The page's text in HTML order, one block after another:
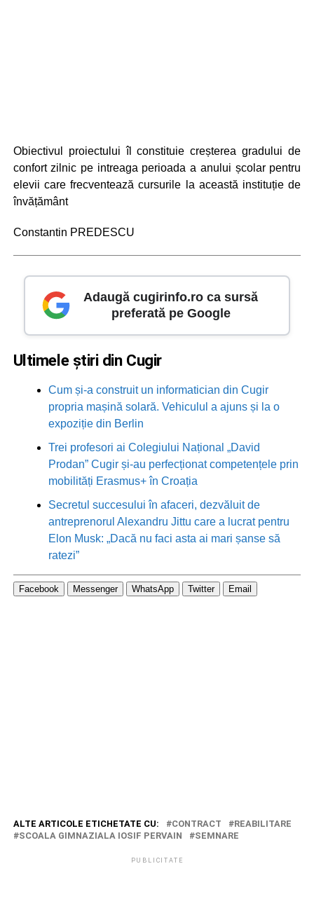
Obiectivul proiectului îl constituie creșterea gradului de
confort zilnic pe intreaga perioada a anului școlar pentru
elevii care frecventează cursurile la această instituție de
învățământ
Constantin PREDESCU
Adaugă cugirinfo.ro ca sursă
preferată pe Google
Ultimele știri din Cugir
Cum și-a construit un informatician din Cugir
propria mașină solară. Vehiculul a ajuns și la o
expoziție din Berlin
Trei profesori ai Colegiului Național „David
Prodan” Cugir și-au perfecționat competențele prin
mobilități Erasmus+ în Croația
Secretul succesului în afaceri, dezvăluit de
antreprenorul Alexandru Jittu care a lucrat pentru
Elon Musk: „Dacă nu faci asta ai mari șanse să
ratezi”
Facebook Messenger WhatsApp Twitter Email
ALTE ARTICOLE ETICHETATE CU: CONTRACT
REABILITARE
SCOALA GIMNAZIALA IOSIF PERVAIN
SEMNARE
PUBLICITATE